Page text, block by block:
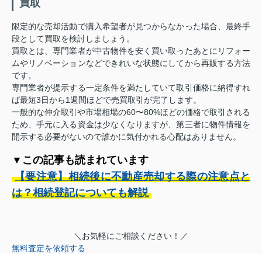
買取
限定的な売却活動で購入希望者が見つからなかった場合、最終手
段として買取を検討しましょう。
買取とは、専門業者が中古物件を安く買い取ったあとにリフォー
ムやリノベーションなどできれいな状態にしてから再販する方法
です。
専門業者が提示する一定条件を満たしていて取引価格に納得すれ
ば最短3日から1週間ほどで売買取引が完了します。
一般的な仲介取引や市場相場の60〜80%ほどの価格で取引される
ため、手元に入る資金は少なくなりますが、第三者に物件情報を
開示する必要がないので誰かに気付かれる心配はありません。
▼この記事も読まれています
【要注意】相続後に不動産売却する際の注意点と
は？相続登記についても解説
＼お気軽にご相談ください！／
無料査定を依頼する